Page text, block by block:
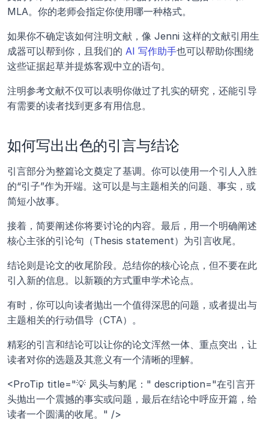
MLA。你的老师会指定你使用哪一种格式。
如果你不确定该如何注明文献，像 Jenni 这样的文献引用生
成器可以帮到你，且我们的 AI 写作助手也可以帮助你围绕
这些证据起草并提炼客观中立的语句。
注明参考文献不仅可以表明你做过了扎实的研究，还能引导
有需要的读者找到更多有用信息。
如何写出出色的引言与结论
引言部分为整篇论文奠定了基调。你可以使用一个引人入胜
的“引子”作为开端。这可以是与主题相关的问题、事实，或
简短小故事。
接着，简要阐述你将要讨论的内容。最后，用一个明确阐述
核心主张的引论句（Thesis statement）为引言收尾。
结论则是论文的收尾阶段。总结你的核心论点，但不要在此
引入新的信息。以新颖的方式重申学术论点。
有时，你可以向读者抛出一个值得深思的问题，或者提出与
主题相关的行动倡导（CTA）。
精彩的引言和结论可以让你的论文浑然一体、重点突出，让
读者对你的选题及其意义有一个清晰的理解。
<ProTip title="💡 凤头与豹尾：" description="在引言开
头抛出一个震撼的事实或问题，最后在结论中呼应开篇，给
读者一个圆满的收尾。" />